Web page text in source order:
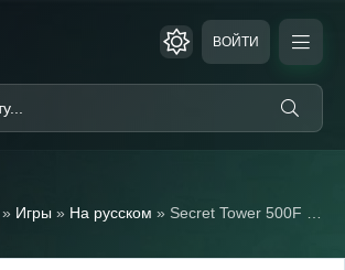
ВОЙТИ
» Игры » На русском » Secret Tower 500F (IDLE RPG) (Мод, Один удар)